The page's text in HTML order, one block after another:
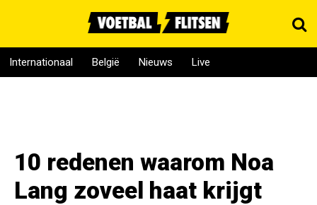
Internationaal België Nieuws Live
10 redenen waarom Noa
Lang zoveel haat krijgt